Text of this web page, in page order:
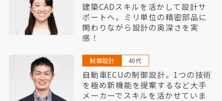
建築CADスキルを活かして設計サ
ポートへ。ミリ単位の精密部品に
関わりながら設計の奥深さを実
感！
制御設計 40代
自動車ECUの制御設計。1つの技術
を極め新機能を提案するなど大手
メーカーでスキルを活かせていま